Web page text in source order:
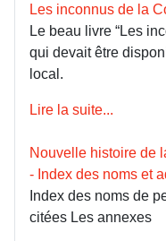
Les inconnus de la
Le beau livre “Les
qui devait être
local.
Lire la suite...
Nouvelle histoire de
- Index des noms et
Index des noms de
citées Les annexes